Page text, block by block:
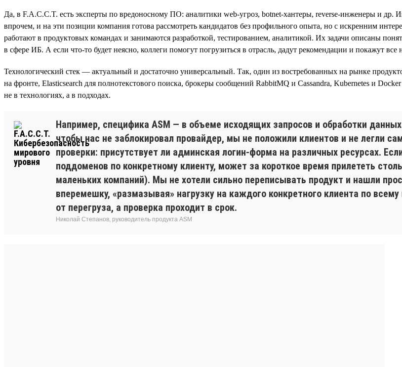
Да, в F.A.C.C.T. есть эксперты по вредоносному ПО: аналитики web-угроз, botnet-хантеры, reverse-инженеры и
впрочем, и на эти позиции компания готова рассмотреть кандидатов без профильного опыта, но с искренним
работают в продуктовых командах и занимаются разработкой, тестированием, аналитикой. Их задачи описаны
в сфере ИБ. А если что-то будет неясно, коллеги помогут погрузиться в отрасль, дадут рекомендации и покажут все
Технологический стек — актуальный и достаточно универсальный. Так, один из востребованных на рынке
на фронте, Elasticsearch для полнотекстового поиска, брокеры сообщений RabbitMQ и Cassandra, Kubernetes и
не в технологиях, а в подходах.
Например, специфика ASM — в объеме исходящих запросов и обработки
чтобы нас не заблокировал провайдер, мы не положили клиентов и не легли
проверки: присутствует ли админская логин-форма на различных ресурсах.
поддоменов по конкретному клиенту, может за короткое время прилететь
маленьких компаний). Мы не хотели сильно переписывать продукт и нашли
вперемешку, «размазывая» нагрузку на каждого конкретного клиента по
от перегруза, а проверка проходит в срок.
Николай Степанов, руководитель продукта ASM